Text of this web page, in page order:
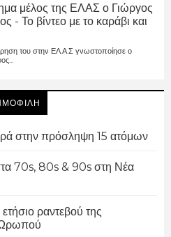
μέλος της ΕΛΑΣ ο Γιώργος
- Το βίντεο με το καράβι και
του στην ΕΛ.Α.Σ γνωστοποίησε ο
στην πρόσληψη 15 ατόμων
70s, 80s & 90s στη Νέα
ραντεβού της